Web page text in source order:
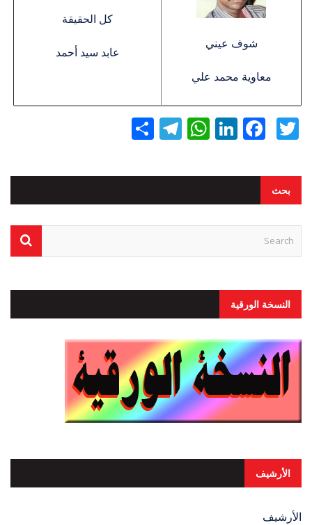
شوف عيني
معاوية محمد علي
كل الحقيقة
عابد سيد أحمد
Twitter
Facebook
LinkedIn
WhatsApp
Telegram
بحث
النسخة الورقية
الأرشيف
الأرشيف